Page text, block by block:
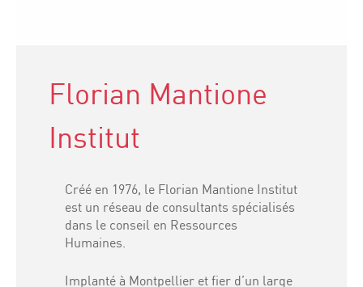
Florian Mantione
Institut
Créé en 1976, le Florian Mantione Institut
est un réseau de consultants spécialisés
dans le conseil en Ressources
Humaines.
Implanté à Montpellier et fier d’un large